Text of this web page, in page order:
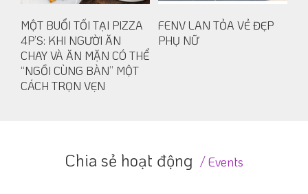
MỘT BUỔI TỐI TẠI PIZZA
4P’S: KHI NGƯỜI ĂN
CHAY VÀ ĂN MẶN CÓ THỂ
“NGỒI CÙNG BÀN” MỘT
CÁCH TRỌN VẸN
FENV LAN TỎA VẺ ĐẸP
PHỤ NỮ
Chia sẻ hoạt động Events